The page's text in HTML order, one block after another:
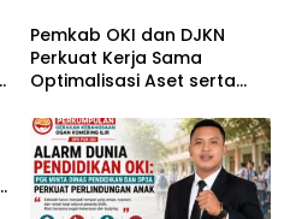
Pemkab OKI dan DJKN
Perkuat Kerja Sama
Optimalisasi Aset serta